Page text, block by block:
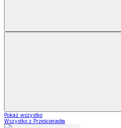
Pokaż wszystko
Wszystko z Prześcieradła